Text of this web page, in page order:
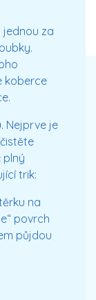
jednou za
koberce
. Nejprve je
plný
trik:
na
povrch
půjdou